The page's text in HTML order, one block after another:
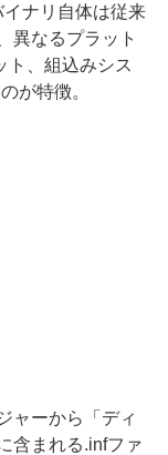
ナリ自体は従来
異なるプラット
ト、組込みシス
が特徴。
ャーから「ディ
含まれる.infファ